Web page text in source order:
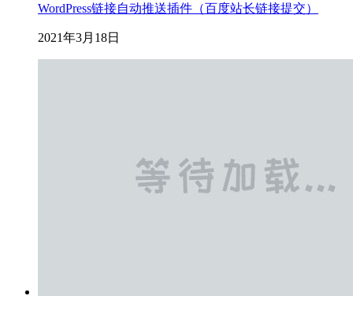
WordPress链接自动推送插件（百度站长链接提交）
2021年3月18日